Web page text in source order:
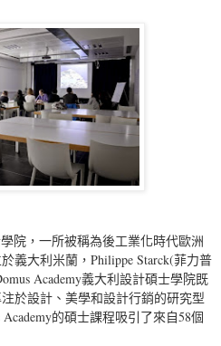
院，一所被稱為後工業化時代歐洲
義大利米蘭，Philippe Starck(菲力普
Academy義大利設計碩士學院既
於設計、美學和設計行銷的研究型
的碩士課程吸引了來自58個